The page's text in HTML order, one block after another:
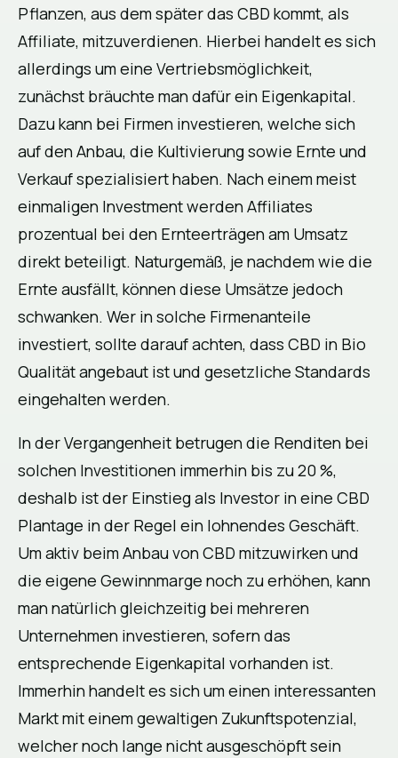
Pflanzen, aus dem später das CBD kommt, als
Affiliate, mitzuverdienen. Hierbei handelt es sich
allerdings um eine Vertriebsmöglichkeit,
zunächst bräuchte man dafür ein Eigenkapital.
Dazu kann bei Firmen investieren, welche sich
auf den Anbau, die Kultivierung sowie Ernte und
Verkauf spezialisiert haben. Nach einem meist
einmaligen Investment werden Affiliates
prozentual bei den Ernteerträgen am Umsatz
direkt beteiligt. Naturgemäß, je nachdem wie die
Ernte ausfällt, können diese Umsätze jedoch
schwanken. Wer in solche Firmenanteile
investiert, sollte darauf achten, dass CBD in Bio
Qualität angebaut ist und gesetzliche Standards
eingehalten werden.
In der Vergangenheit betrugen die Renditen bei
solchen Investitionen immerhin bis zu 20 %,
deshalb ist der Einstieg als Investor in eine CBD
Plantage in der Regel ein lohnendes Geschäft.
Um aktiv beim Anbau von CBD mitzuwirken und
die eigene Gewinnmarge noch zu erhöhen, kann
man natürlich gleichzeitig bei mehreren
Unternehmen investieren, sofern das
entsprechende Eigenkapital vorhanden ist.
Immerhin handelt es sich um einen interessanten
Markt mit einem gewaltigen Zukunftspotenzial,
welcher noch lange nicht ausgeschöpft sein